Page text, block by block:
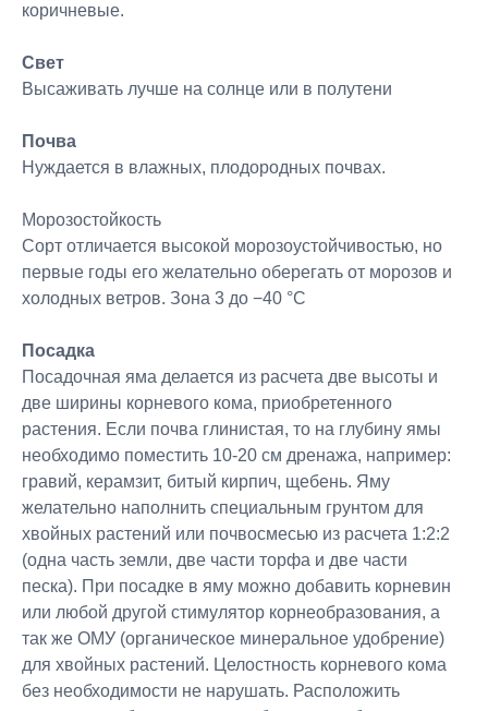
коричневые.
Свет
Высаживать лучше на солнце или в полутени
Почва
Нуждается в влажных, плодородных почвах.
Морозостойкость
Сорт отличается высокой морозоустойчивостью, но
первые годы его желательно оберегать от морозов и
холодных ветров. Зона 3 до −40 °C
Посадка
Посадочная яма делается из расчета две высоты и
две ширины корневого кома, приобретенного
растения. Если почва глинистая, то на глубину ямы
необходимо поместить 10-20 см дренажа, например:
гравий, керамзит, битый кирпич, щебень. Яму
желательно наполнить специальным грунтом для
хвойных растений или почвосмесью из расчета 1:2:2
(одна часть земли, две части торфа и две части
песка). При посадке в яму можно добавить корневин
или любой другой стимулятор корнеобразования, а
так же ОМУ (органическое минеральное удобрение)
для хвойных растений. Целостность корневого кома
без необходимости не нарушать. Расположить